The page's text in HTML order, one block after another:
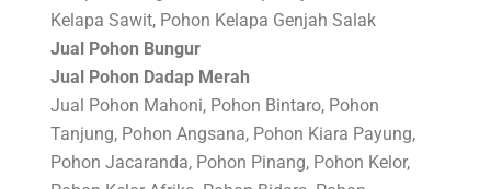
Kelapa Sawit, Pohon Kelapa Genjah Salak
Jual Pohon Bungur
Jual Pohon Dadap Merah
Jual Pohon Mahoni, Pohon Bintaro, Pohon
Tanjung, Pohon Angsana, Pohon Kiara Payung,
Pohon Jacaranda, Pohon Pinang, Pohon Kelor,